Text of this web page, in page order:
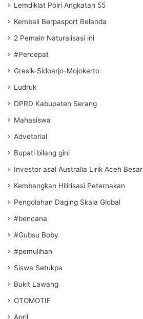
Lemdiklat Polri Angkatan 55
Kembali Berpasport Belanda
2 Pemain Naturalisasi ini
#Percepat
Gresik-Sidoarjo-Mojokerto
Ludruk
DPRD Kabupaten Serang
Mahasiswa
Advetorial
Bupati bilang gini
Investor asal Australia Lirik Aceh Besar
Kembangkan Hilirisasi Peternakan
Pengolahan Daging Skala Global
#bencana
#Gubsu Boby
#pemulihan
Siswa Setukpa
Bukit Lawang
OTOMOTIF
April